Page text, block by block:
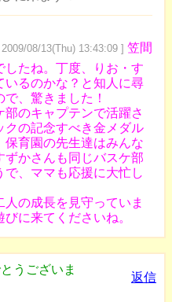
2009/08/13(Thu) 13:43:09 ] 笠間
たね。丁度、りお・す
いるのかな？と知人に尋
、驚きました！
のキャプテンで活躍さ
クの記念すべき金メダル
保育園の先生達はみんな
ずかさんも同じバスケ部
で、ママも応援に大忙し
の成長を見守っていま
に来てくださいね。
うございま
返信